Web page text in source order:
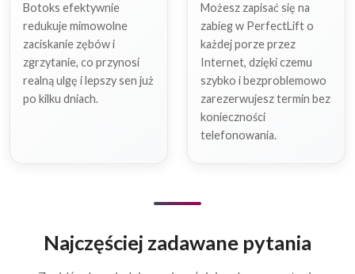
Botoks efektywnie
redukuje mimowolne
zaciskanie zębów i
zgrzytanie, co przynosi
realną ulgę i lepszy sen już
po kilku dniach.
Możesz zapisać się na
zabieg w PerfectLift o
każdej porze przez
Internet, dzięki czemu
szybko i bezproblemowo
zarezerwujesz termin bez
konieczności
telefonowania.
Najczęściej zadawane pytania